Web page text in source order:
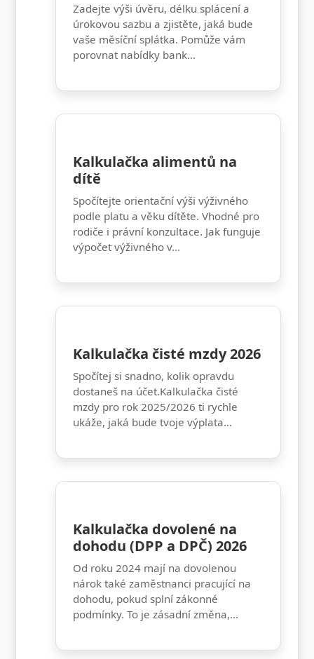
Zadejte výši úvěru, délku splácení a
úrokovou sazbu a zjistěte, jaká bude
vaše měsíční splátka. Pomůže vám
porovnat nabídky bank...
Kalkulačka alimentů na
dítě
Spočítejte orientační výši výživného
podle platu a věku dítěte. Vhodné pro
rodiče i právní konzultace. Jak funguje
výpočet výživného v...
Kalkulačka čisté mzdy 2026
Spočítej si snadno, kolik opravdu
dostaneš na účet.Kalkulačka čisté
mzdy pro rok 2025/2026 ti rychle
ukáže, jaká bude tvoje výplata...
Kalkulačka dovolené na
dohodu (DPP a DPČ) 2026
Od roku 2024 mají na dovolenou
nárok také zaměstnanci pracující na
dohodu, pokud splní zákonné
podmínky. To je zásadní změna,...